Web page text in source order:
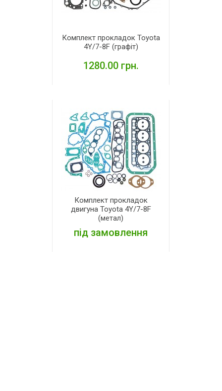
Комплект прокладок Toyota
4Y/7-8F (графіт)
1280.00 грн.
Комплект прокладок
двигуна Toyota 4Y/7-8F
(метал)
під замовлення